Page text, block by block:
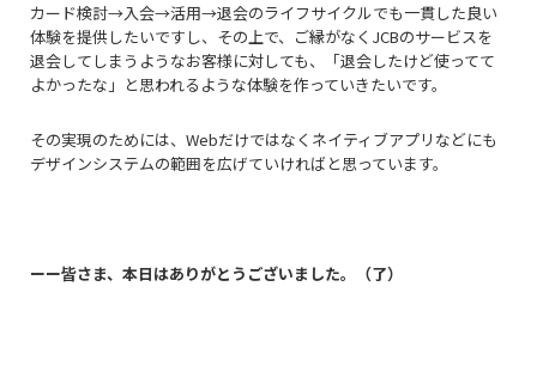
カード検討→入会→活用→退会のライフサイクルでも一貫した良い
体験を提供したいですし、その上で、ご縁がなくJCBのサービスを
退会してしまうようなお客様に対しても、「退会したけど使ってて
よかったな」と思われるような体験を作っていきたいです。
その実現のためには、Webだけではなくネイティブアプリなどにも
デザインシステムの範囲を広げていければと思っています。
ーー皆さま、本日はありがとうございました。（了）